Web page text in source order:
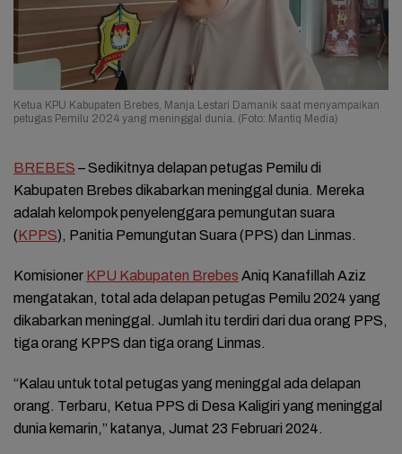
Ketua KPU Kabupaten Brebes, Manja Lestari Damanik saat menyampaikan
petugas Pemilu 2024 yang meninggal dunia. (Foto: Mantiq Media)
BREBES – Sedikitnya delapan petugas Pemilu di
Kabupaten Brebes dikabarkan meninggal dunia. Mereka
adalah kelompok penyelenggara pemungutan suara
(KPPS), Panitia Pemungutan Suara (PPS) dan Linmas.
Komisioner KPU Kabupaten Brebes Aniq Kanafillah Aziz
mengatakan, total ada delapan petugas Pemilu 2024 yang
dikabarkan meninggal. Jumlah itu terdiri dari dua orang PPS,
tiga orang KPPS dan tiga orang Linmas.
“Kalau untuk total petugas yang meninggal ada delapan
orang. Terbaru, Ketua PPS di Desa Kaligiri yang meninggal
dunia kemarin,” katanya, Jumat 23 Februari 2024.